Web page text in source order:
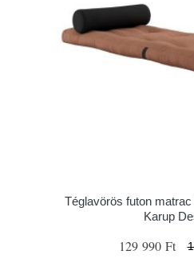
Téglavörös futon
Karup
129 990 Ft